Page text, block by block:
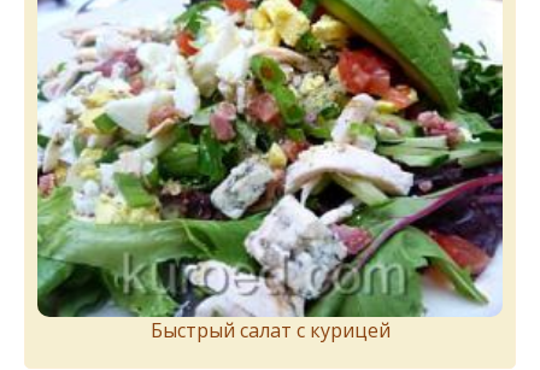
Быстрый салат с курицей